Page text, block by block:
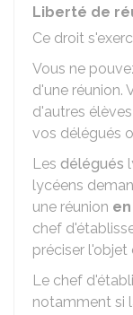
Liberté de
Ce droit
Vous ne
d'une réunion.
d'autres
vos délégués
Les délégués
lycéens
une réunion
chef
préciser l'objet
Le chef
notamment si